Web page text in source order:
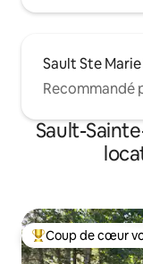
Sault Ste
Recommandé
Sault-
Coups de cœur
Coup de cœur